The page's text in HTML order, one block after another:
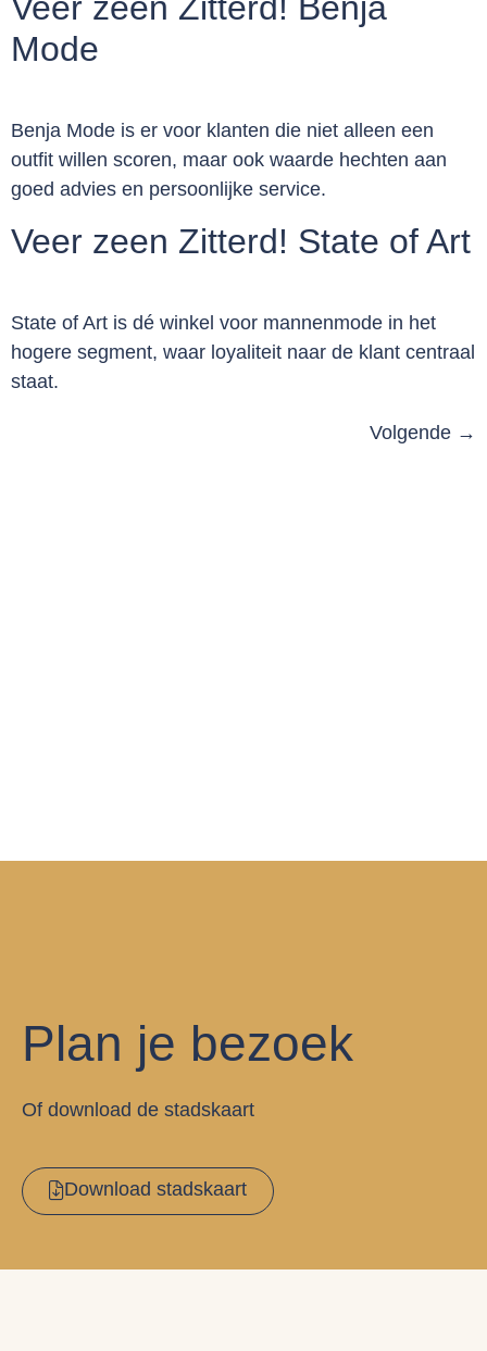
Mode
Benja Mode is er voor klanten die niet alleen een
outfit willen scoren, maar ook waarde hechten aan
goed advies en persoonlijke service.
Veer zeen Zitterd! State of Art
State of Art is dé winkel voor mannenmode in het
hogere segment, waar loyaliteit naar de klant centraal
staat.
Volgende →
Plan je bezoek
Of download de stadskaart
Download stadskaart